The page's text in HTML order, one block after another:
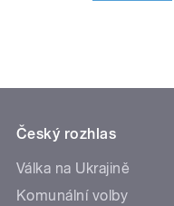
Český rozhlas
Válka na Ukrajině
Komunální volby